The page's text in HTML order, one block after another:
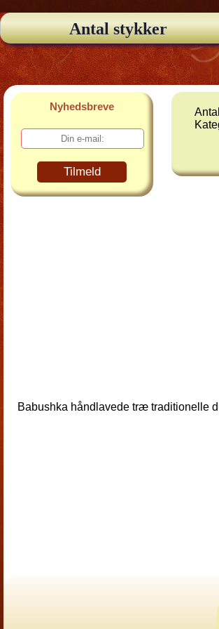
Antal stykker
Nyhedsbreve
Tilmeld
Babushka håndlavede træ traditionelle